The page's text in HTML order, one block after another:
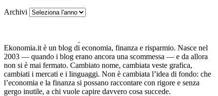
Archivi
Ekonomia.it è un blog di economia, finanza e risparmio. Nasce nel
2003 — quando i blog erano ancora una scommessa — e da allora
non si è mai fermato. Cambiato nome, cambiata veste grafica,
cambiati i mercati e i linguaggi. Non è cambiata l’idea di fondo: che
l’economia e la finanza si possano raccontare con rigore e senza
gergo inutile, a chi vuole capire davvero cosa succede.